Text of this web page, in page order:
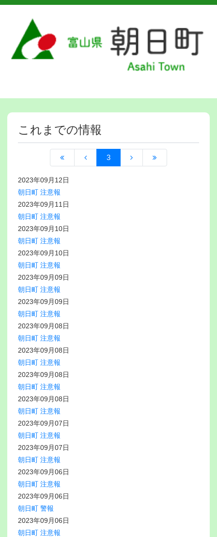
これまでの情報
3
2023年09月12日
朝日町 注意報
2023年09月11日
朝日町 注意報
2023年09月10日
朝日町 注意報
2023年09月10日
朝日町 注意報
2023年09月09日
朝日町 注意報
2023年09月09日
朝日町 注意報
2023年09月08日
朝日町 注意報
2023年09月08日
朝日町 注意報
2023年09月08日
朝日町 注意報
2023年09月08日
朝日町 注意報
2023年09月07日
朝日町 注意報
2023年09月07日
朝日町 注意報
2023年09月06日
朝日町 注意報
2023年09月06日
朝日町 警報
2023年09月06日
朝日町 注意報